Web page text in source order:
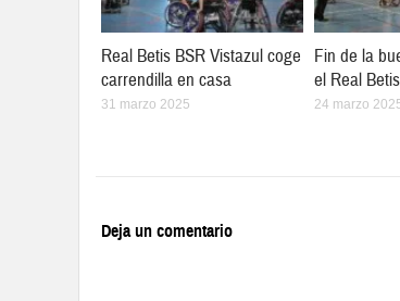
Real Betis BSR Vistazul coge
carrendilla en casa
31 marzo 2025
Fin de la
el Real
24 marzo
Deja un comentario